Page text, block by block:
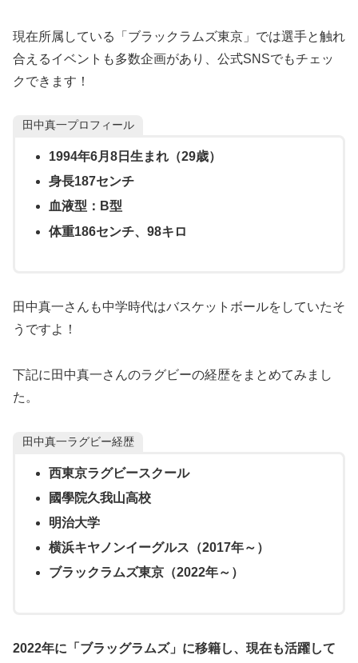
現在所属している「ブラックラムズ東京」では選手と触れ
合えるイベントも多数企画があり、公式SNSでもチェッ
クできます！
田中真一プロフィール
1994年6月8日生まれ（29歳）
身長187センチ
血液型：B型
体重186センチ、98キロ
田中真一さんも中学時代はバスケットボールをしていたそ
うですよ！
下記に田中真一さんのラグビーの経歴をまとめてみまし
た。
田中真一ラグビー経歴
西東京ラグビースクール
國學院久我山高校
明治大学
横浜キヤノンイーグルス（2017年～）
ブラックラムズ東京（2022年～）
2022年に「ブラッグラムズ」に移籍し、現在も活躍して